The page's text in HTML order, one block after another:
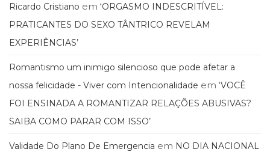
(69)
Obras
referência
PNL
(Programação
Neurolingüística)
Psicodrama
Psicologia,
Ricardo Cristiano em ‘ORGASMO INDESCRITÍVEL:
PRATICANTES DO SEXO TÂNTRICO REVELAM
EXPERIÊNCIAS’
Romantismo um inimigo silencioso que pode afetar a
nossa felicidade - Viver com Intencionalidade em ‘VOCÊ
FOI ENSINADA A ROMANTIZAR RELAÇÕES ABUSIVAS?
SAIBA COMO PARAR COM ISSO’
Validade Do Plano De Emergencia em NO DIA NACIONAL